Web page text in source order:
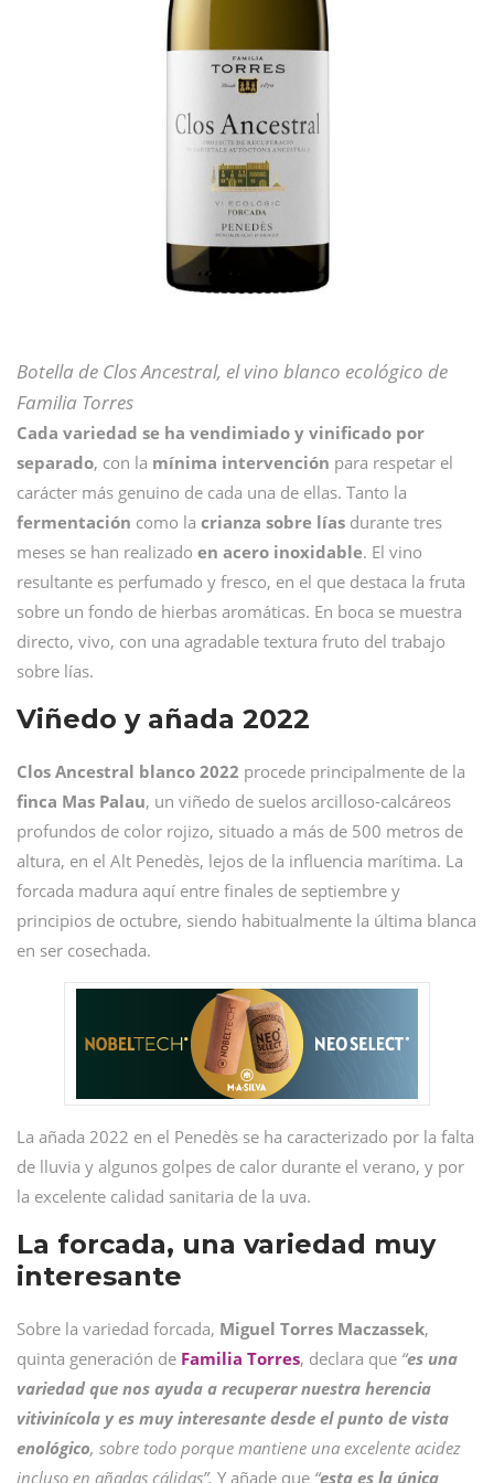
Botella de Clos Ancestral, el vino blanco ecológico de
Familia Torres
Cada variedad se ha vendimiado y vinificado por
separado, con la mínima intervención para respetar el
carácter más genuino de cada una de ellas. Tanto la
fermentación como la crianza sobre lías durante tres
meses se han realizado en acero inoxidable. El vino
resultante es perfumado y fresco, en el que destaca la fruta
sobre un fondo de hierbas aromáticas. En boca se muestra
directo, vivo, con una agradable textura fruto del trabajo
sobre lías.
Viñedo y añada 2022
Clos Ancestral blanco 2022 procede principalmente de la
finca Mas Palau, un viñedo de suelos arcilloso-calcáreos
profundos de color rojizo, situado a más de 500 metros de
altura, en el Alt Penedès, lejos de la influencia marítima. La
forcada madura aquí entre finales de septiembre y
principios de octubre, siendo habitualmente la última blanca
en ser cosechada.
La añada 2022 en el Penedès se ha caracterizado por la falta
de lluvia y algunos golpes de calor durante el verano, y por
la excelente calidad sanitaria de la uva.
La forcada, una variedad muy
interesante
Sobre la variedad forcada, Miguel Torres Maczassek,
quinta generación de Familia Torres, declara que “es una
variedad que nos ayuda a recuperar nuestra herencia
vitivinícola y es muy interesante desde el punto de vista
enológico, sobre todo porque mantiene una excelente acidez
incluso en añadas cálidas”. Y añade que “esta es la única